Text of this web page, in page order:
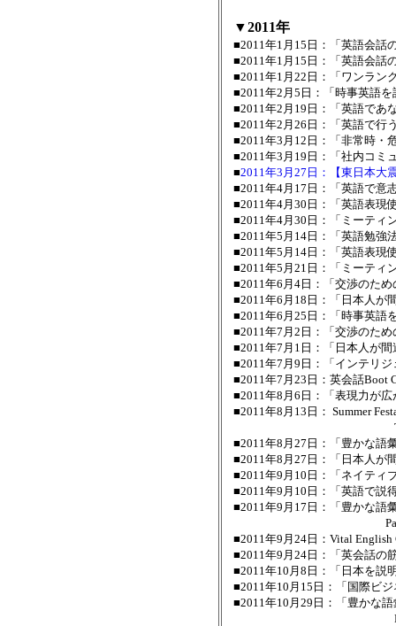
▼2011年
■2011年1月15日：「英語会話
■2011年1月15日：「英語会話
■2011年1月22日：「ワンラン
■2011年2月5日：「時事英語
■2011年2月19日：「英語であ
■2011年2月26日：「英語で行
■2011年3月12日：「非常時・
■2011年3月19日：「社内コミ
■2011年3月27日：【東日本大
■2011年4月17日：「英語で意
■2011年4月30日：「英語表現
■2011年4月30日：「ミーティ
■2011年5月14日：「英語勉強
■2011年5月14日：「英語表現
■2011年5月21日：「ミーティ
■2011年6月4日：「交渉のた
■2011年6月18日：「日本人が
■2011年6月25日：「時事英語
■2011年7月2日：「交渉のた
■2011年7月1日：「日本人が
■2011年7月9日：「インテリ
■2011年7月23日：英会話Boot
■2011年8月6日：「表現力が
■2011年8月13日： Summer
Topic「3月11日後
■2011年8月27日：「豊かな語
■2011年8月27日：「日本人が
■2011年9月10日：「ネイティ
■2011年9月10日：「英語で説
■2011年9月17日：「豊かな語
Part 2. 比較すると
■2011年9月24日：Vital
■2011年9月24日：「英会話の
■2011年10月8日：「日本を説
■2011年10月15日：「国際ビ
■2011年10月29日：「豊かな
Part 3. キリスト教